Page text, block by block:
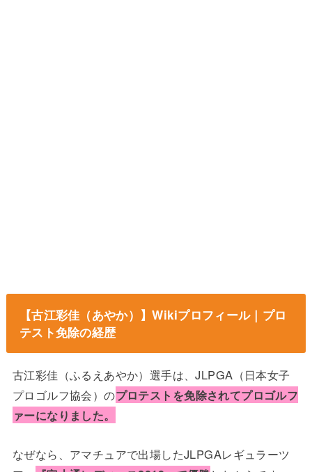
【古江彩佳（あやか）】Wikiプロフィール｜プロ
テスト免除の経歴
古江彩佳（ふるえあやか）選手は、JLPGA（日本女子
プロゴルフ協会）のプロテストを免除されてプロゴルフ
ァーになりました。
なぜなら、アマチュアで出場したJLPGAレギュラーツ